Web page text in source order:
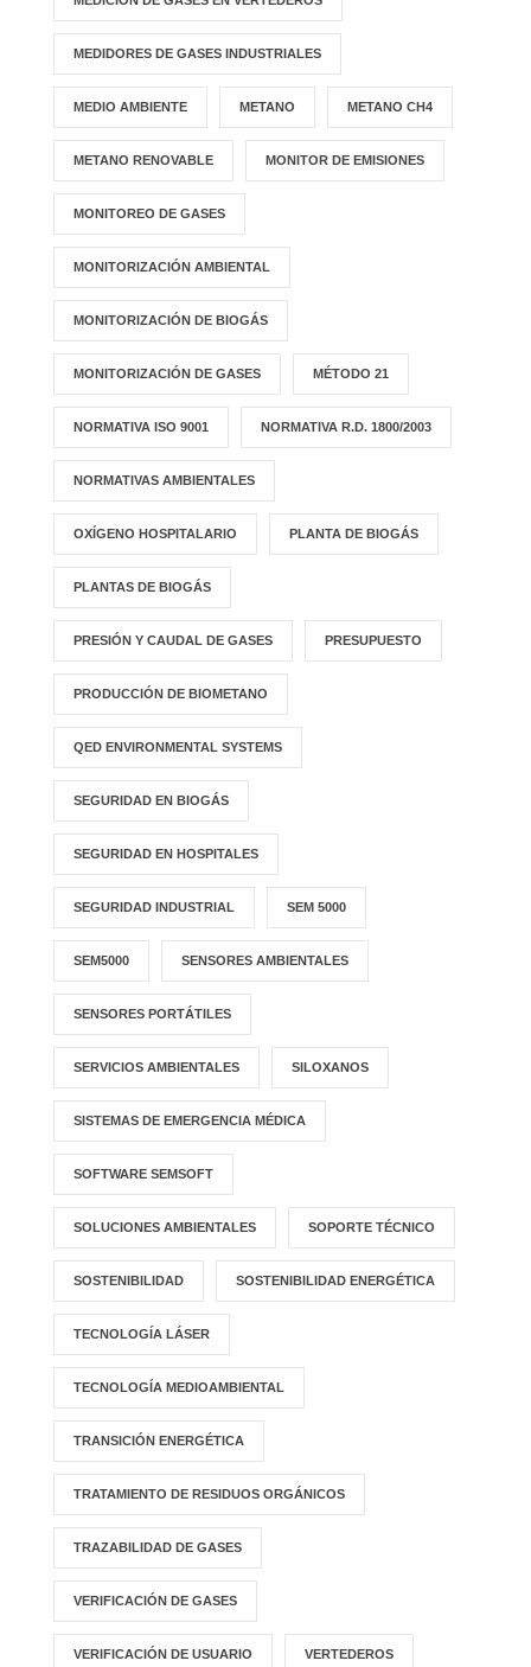
MEDIDORES DE GASES INDUSTRIALES
MEDIO AMBIENTE METANO METANO CH4
METANO RENOVABLE MONITOR DE EMISIONES
MONITOREO DE GASES
MONITORIZACIÓN AMBIENTAL
MONITORIZACIÓN DE BIOGÁS
MONITORIZACIÓN DE GASES MÉTODO 21
NORMATIVA ISO 9001 NORMATIVA R.D. 1800/2003
NORMATIVAS AMBIENTALES
OXÍGENO HOSPITALARIO PLANTA DE BIOGÁS
PLANTAS DE BIOGÁS
PRESIÓN Y CAUDAL DE GASES PRESUPUESTO
PRODUCCIÓN DE BIOMETANO
QED ENVIRONMENTAL SYSTEMS
SEGURIDAD EN BIOGÁS
SEGURIDAD EN HOSPITALES
SEGURIDAD INDUSTRIAL SEM 5000
SEM5000 SENSORES AMBIENTALES
SENSORES PORTÁTILES
SERVICIOS AMBIENTALES SILOXANOS
SISTEMAS DE EMERGENCIA MÉDICA
SOFTWARE SEMSOFT
SOLUCIONES AMBIENTALES SOPORTE TÉCNICO
SOSTENIBILIDAD SOSTENIBILIDAD ENERGÉTICA
TECNOLOGÍA LÁSER
TECNOLOGÍA MEDIOAMBIENTAL
TRANSICIÓN ENERGÉTICA
TRATAMIENTO DE RESIDUOS ORGÁNICOS
TRAZABILIDAD DE GASES
VERIFICACIÓN DE GASES
VERIFICACIÓN DE USUARIO VERTEDEROS